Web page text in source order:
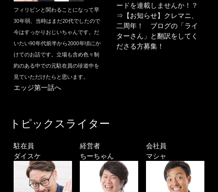
フィリピンと関わることになって早
30年弱、当時はまだ20代でしたので
今はすっかりおじいちゃんです。だ
いたい90年代前半から2000年頃にか
けてのお話です。立場も含め色々制
約のある中での元駐在員の珍道中を
見ていただけたらと思います。
エッジ第一話へ
ードを連載しませんか！？
⇒ 【お知らせ】クレマニ、
二周年！ ブログの「ライ
ターさん」と翻訳をしてく
ださる方募集！
トピックスライター
駐在員
ダイスケ
経営者
ちーちゃん
会社員
マシャ